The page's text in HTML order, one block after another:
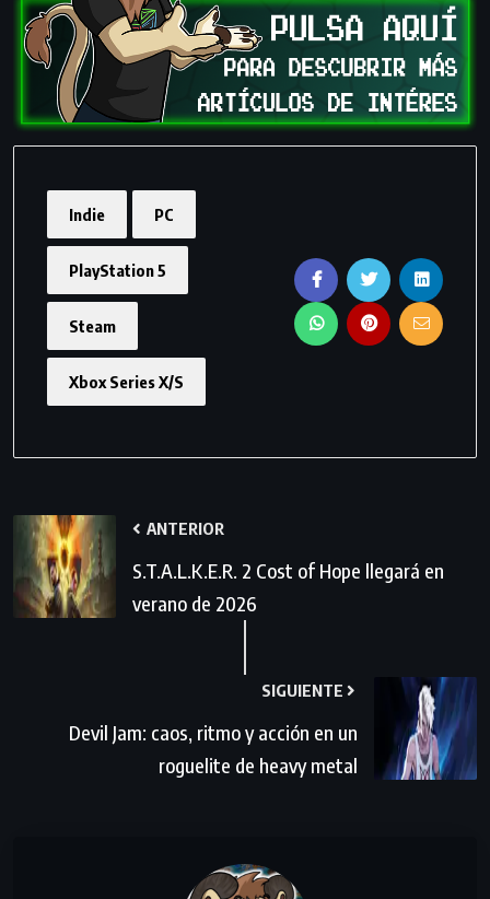
Indie PC
PlayStation 5
Steam
Xbox Series X/S
ANTERIOR
S.T.A.L.K.E.R. 2 Cost of Hope llegará en
verano de 2026
SIGUIENTE
Devil Jam: caos, ritmo y acción en un
roguelite de heavy metal